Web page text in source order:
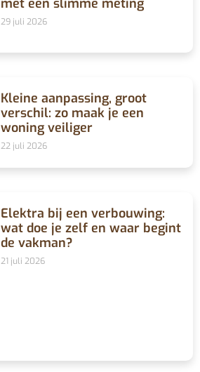
met een slimme meting
29 juli 2026
Kleine aanpassing, groot
verschil: zo maak je een
woning veiliger
22 juli 2026
Elektra bij een verbouwing:
wat doe je zelf en waar begint
de vakman?
21 juli 2026